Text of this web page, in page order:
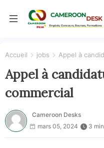
Accueil jobs Appel à
Appel à
commercial
Cameroon Desks
mars 05, 2024
3